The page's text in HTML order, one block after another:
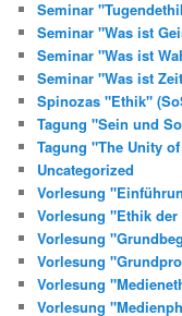
Seminar
Seminar "Was ist
Seminar "Was ist
Seminar "Was ist
Spinozas "Ethik"
Tagung "Sein und
Tagung "The Unity
Uncategorized
Vorlesung
Vorlesung "Ethik der
Vorlesung
Vorlesung
Vorlesung
Vorlesung